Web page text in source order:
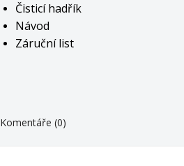
Čisticí hadřík
Návod
Záruční list
Komentáře (0)